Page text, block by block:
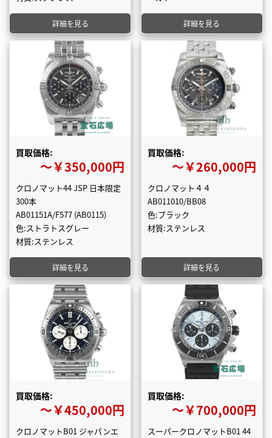
詳細を見る 詳細を見る
買取価格:
〜￥350,000円
クロノマット44 JSP 日本限定
300本
AB01151A/F577 (AB0115)
色:ストラトスグレー
材質:ステンレス
詳細を見る
買取価格:
〜￥260,000円
クロノマット４４
AB011010/BB08
色:ブラック
材質:ステンレス
詳細を見る
買取価格:
〜￥450,000円
クロノマットB01 ジャパンエ
買取価格:
〜￥700,000円
スーパークロノマットB01 44